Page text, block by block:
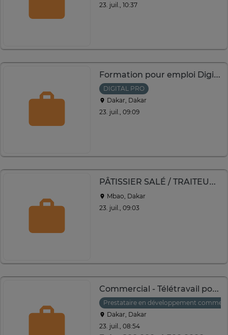
23. juil., 10:37
Formation pour emploi Digital PRO
DIGITAL PRO
Dakar, Dakar
23. juil., 09:09
PÂTISSIER SALÉ / TRAITEUR COCKTAIL (H/F)
Mbao, Dakar
23. juil., 09:03
Commercial - Télétravail possible
Prestataire en développement
Dakar, Dakar
23. juil., 08:54